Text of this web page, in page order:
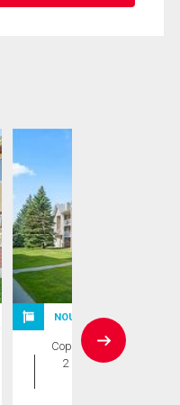
NOUVELLE INSCRIPTION
Copropriété
2 CAC , 2